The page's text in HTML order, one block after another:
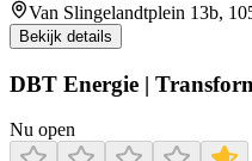
Van Slingelandtplein 13b,
Bekijk details
DBT Energie |
Nu open